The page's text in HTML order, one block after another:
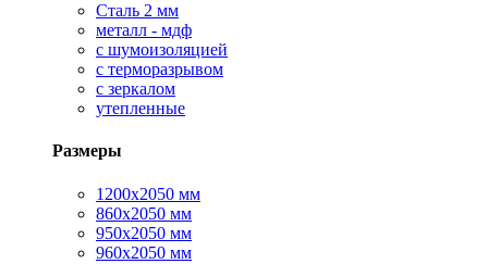
Сталь 2 мм
металл - мдф
с шумоизоляцией
с терморазрывом
с зеркалом
утепленные
Размеры
1200х2050 мм
860х2050 мм
950х2050 мм
960х2050 мм